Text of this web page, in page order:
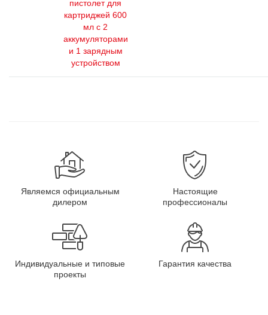
пистолет для
картриджей 600
мл с 2
аккумуляторами
и 1 зарядным
устройством
Являемся официальным
дилером
Настоящие
профессионалы
Индивидуальные и типовые
проекты
Гарантия качества